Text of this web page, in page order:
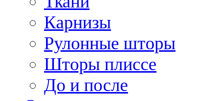
Карнизы
Рулонные шторы
Шторы плиссе
До и после